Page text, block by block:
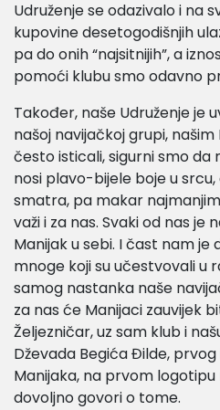
Udruženje se odazivalo i na
kupovine desetogodišnjih
pa do onih “najsitnijih”, a
pomoći klubu smo odavno
Također, naše Udruženje je
našoj navijačkoj grupi,
često isticali, sigurni smo da
nosi plavo-bijele boje u srcu,
smatra, pa makar
važi i za nas. Svaki od nas je
Manijak u sebi. I čast nam
mnoge koji su učestvovali u
samog nastanka naše
za nas će Manijaci zauvijek
Željezničar, uz sam klub i
Dževada Begića Đilde,
Manijaka, na prvom logotipu
dovoljno govori o tome.